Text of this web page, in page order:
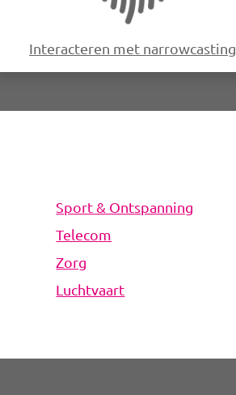
Interacteren met narrowcasting
Sport & Ontspanning
Telecom
Zorg
Luchtvaart